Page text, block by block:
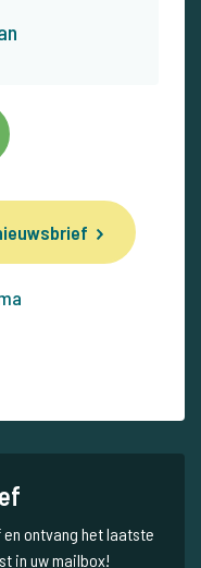
ontvang het laatste
in uw mailbox!